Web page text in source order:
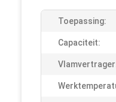
Toepassing:
Capaciteit: